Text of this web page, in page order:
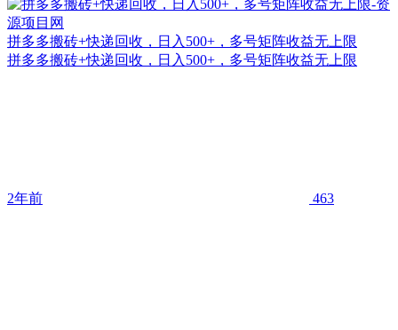
拼多多搬砖+快递回收，日入500+，多号矩阵收益无上限
拼多多搬砖+快递回收，日入500+，多号矩阵收益无上限
2年前 463